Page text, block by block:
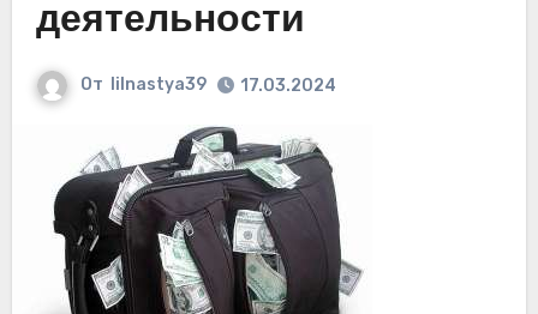
деятельности
От lilnastya39 17.03.2024